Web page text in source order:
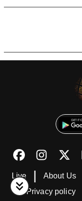
Live About Us
Privacy policy